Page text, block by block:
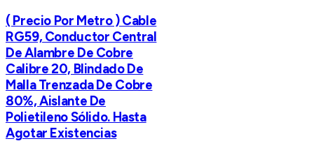
( Precio Por Metro ) Cable
RG59, Conductor Central
De Alambre De Cobre
Calibre 20, Blindado De
Malla Trenzada De Cobre
80%, Aislante De
Polietileno Sólido. Hasta
Agotar Existencias